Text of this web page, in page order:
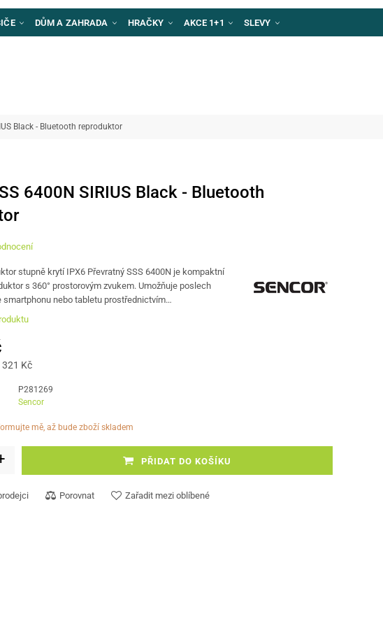
DŮM A ZAHRADA HRAČKY AKCE 1+1 SLEVY
Black - Bluetooth reproduktor
6400N SIRIUS Black - Bluetooth
stupně krytí IPX6 Převratný SSS 6400N je kompaktní
s 360° prostorovým zvukem. Umožňuje poslech
smartphonu nebo tabletu prostřednictvím…
321 Kč
P281269
Sencor
mě, až bude zboží skladem
PŘIDAT DO KOŠÍKU
Porovnat Zařadit mezi oblíbené